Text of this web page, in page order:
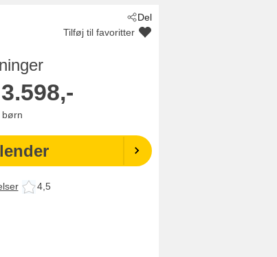
Del
Tilføj til favoritter
3.598,-
børn
4,5